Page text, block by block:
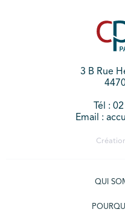
3 B Rue
Tél :
Email :
QUI